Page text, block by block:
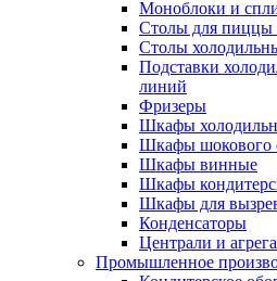
Моноблоки и
Столы для пиццы
Столы
Подставки
линий
Фризеры
Шкафы
Шкафы шокового
Шкафы винные
Шкафы
Шкафы для
Конденсаторы
Централи и
Промышленное